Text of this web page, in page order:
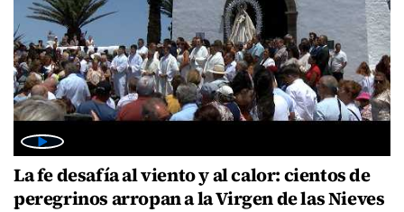
La fe desafía al viento y al calor: cientos de
peregrinos arropan a la Virgen de las Nieves